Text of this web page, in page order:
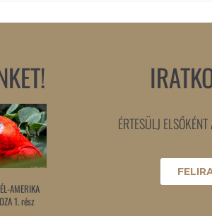
AMERIKA
1. rész
ÉRTESÜLJ